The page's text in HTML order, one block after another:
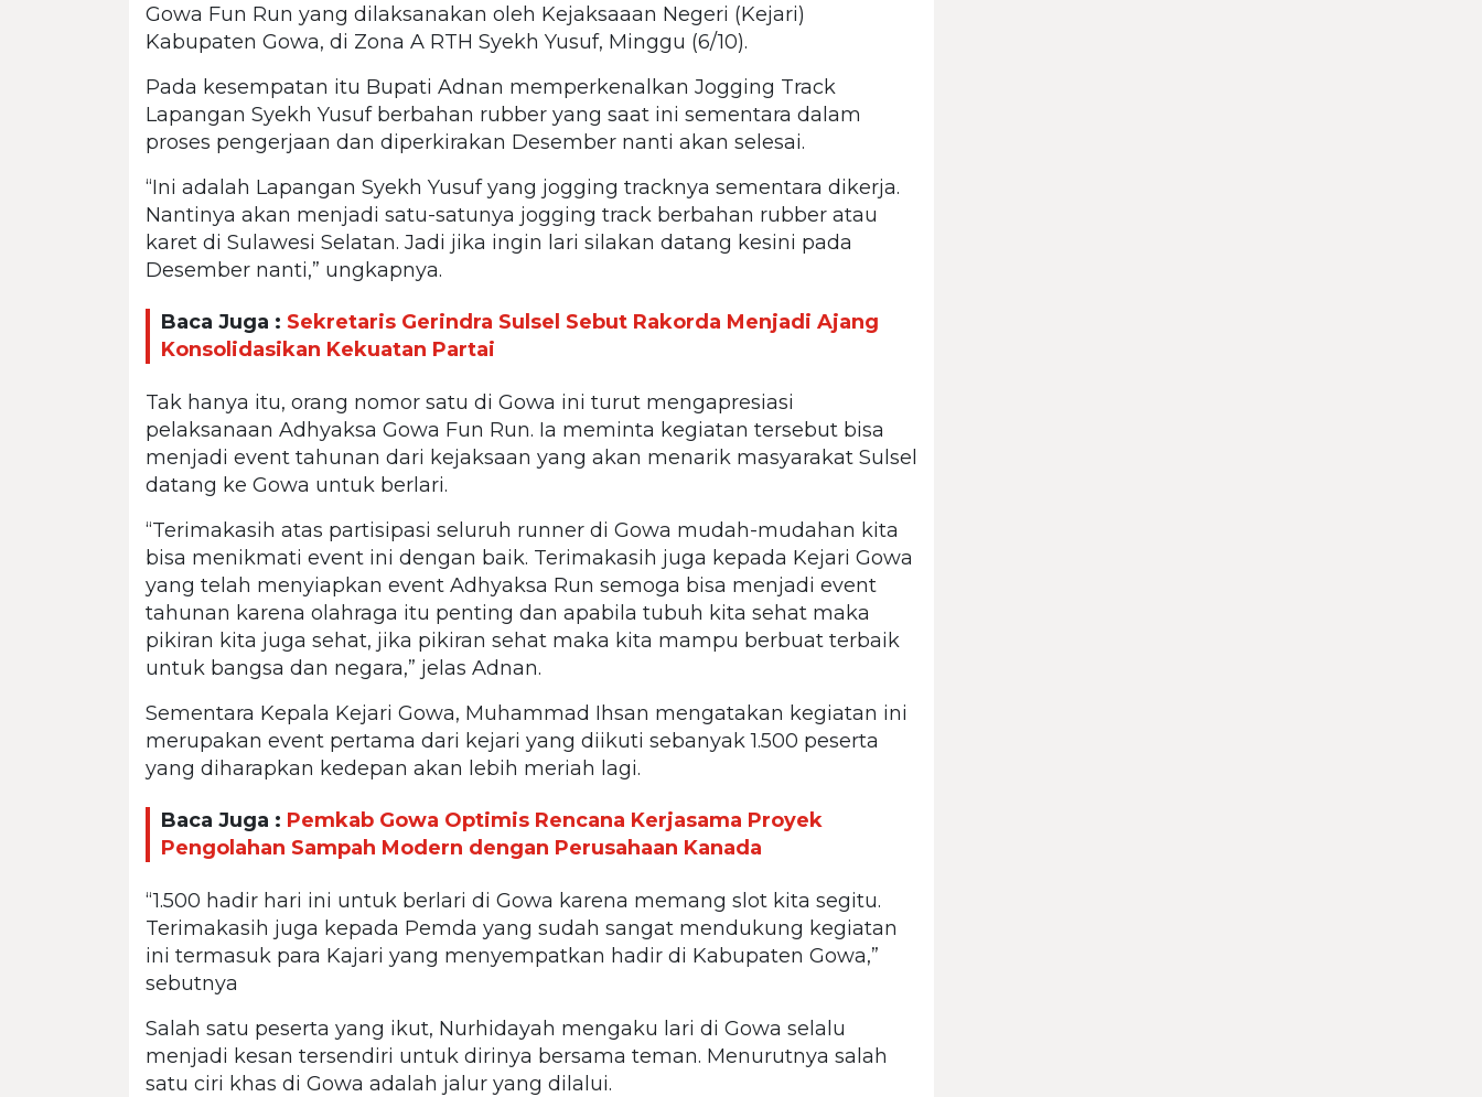
Gowa Fun Run yang dilaksanakan oleh Kejaksaaan Negeri (Kejari)
Kabupaten Gowa, di Zona A RTH Syekh Yusuf, Minggu (6/10).
Pada kesempatan itu Bupati Adnan memperkenalkan Jogging Track
Lapangan Syekh Yusuf berbahan rubber yang saat ini sementara dalam
proses pengerjaan dan diperkirakan Desember nanti akan selesai.
“Ini adalah Lapangan Syekh Yusuf yang jogging tracknya sementara dikerja.
Nantinya akan menjadi satu-satunya jogging track berbahan rubber atau
karet di Sulawesi Selatan. Jadi jika ingin lari silakan datang kesini pada
Desember nanti,” ungkapnya.
Baca Juga : Sekretaris Gerindra Sulsel Sebut Rakorda Menjadi Ajang
Konsolidasikan Kekuatan Partai
Tak hanya itu, orang nomor satu di Gowa ini turut mengapresiasi
pelaksanaan Adhyaksa Gowa Fun Run. Ia meminta kegiatan tersebut bisa
menjadi event tahunan dari kejaksaan yang akan menarik masyarakat Sulsel
datang ke Gowa untuk berlari.
“Terimakasih atas partisipasi seluruh runner di Gowa mudah-mudahan kita
bisa menikmati event ini dengan baik. Terimakasih juga kepada Kejari Gowa
yang telah menyiapkan event Adhyaksa Run semoga bisa menjadi event
tahunan karena olahraga itu penting dan apabila tubuh kita sehat maka
pikiran kita juga sehat, jika pikiran sehat maka kita mampu berbuat terbaik
untuk bangsa dan negara,” jelas Adnan.
Sementara Kepala Kejari Gowa, Muhammad Ihsan mengatakan kegiatan ini
merupakan event pertama dari kejari yang diikuti sebanyak 1.500 peserta
yang diharapkan kedepan akan lebih meriah lagi.
Baca Juga : Pemkab Gowa Optimis Rencana Kerjasama Proyek
Pengolahan Sampah Modern dengan Perusahaan Kanada
“1.500 hadir hari ini untuk berlari di Gowa karena memang slot kita segitu.
Terimakasih juga kepada Pemda yang sudah sangat mendukung kegiatan
ini termasuk para Kajari yang menyempatkan hadir di Kabupaten Gowa,”
sebutnya
Salah satu peserta yang ikut, Nurhidayah mengaku lari di Gowa selalu
menjadi kesan tersendiri untuk dirinya bersama teman. Menurutnya salah
satu ciri khas di Gowa adalah jalur yang dilalui.